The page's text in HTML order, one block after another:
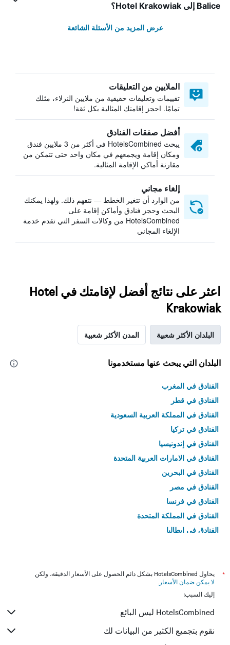
Balice إلى Hotel Krakowiak؟
عرض المزيد من الأسئلة الشائعة
الملايين من التعليقات
تقييمات وتعليقات حقيقية من ملايين النزلاء، مثلك
تمامًا. احجز إقامتك المثالية بكل ثقة!
أفضل صفقات الفنادق
يبحث HotelsCombined في أكثر من 3 ملايين فندق
ومكان إقامة ويجمعهم في مكان واحد حتى تتمكن من
مقارنة أماكن الإقامة المثالية.
إلغاء مجاني
من الوارد أن تتغير الخطط — نتفهم ذلك. ولهذا يمكنك
البحث وحجز فنادق وأماكن إقامة على
HotelsCombined من وكالات السفر التي تقدم خدمة
الإلغاء المجاني
اعثر على نتائج أفضل لإقامتك في Hotel
Krakowiak
البلدان الأكثر شعبية المدن الأكثر شعبية
البلدان التي يبحث عنها مستخدمونا
الفنادق في المغرب
الفنادق في قطر
الفنادق في المملكة العربية السعودية
الفنادق في تركيا
الفنادق في إندونيسيا
الفنادق في الامارات العربية المتحدة
الفنادق في البحرين
الفنادق في مصر
الفنادق في فرنسا
الفنادق في المملكة المتحدة
الفنادق في إيطاليا
*
يحاول HotelsCombined بشكل دائم الحصول على الأسعار الدقيقة، ولكن
لا يمكن ضمان الأسعار .
إليك السبب:
HotelsCombined ليس البائع
نقوم بتجميع الكثير من البيانات لك